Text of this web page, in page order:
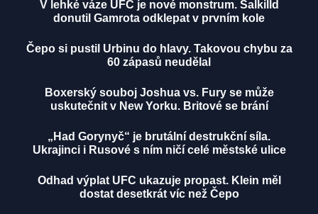
V lehké váze UFC je nové monstrum. Salkilld
donutil Gamrota odklepat v prvním kole
Čepo si pustil Urbinu do hlavy. Takovou chybu za
60 zápasů neudělal
Boxerský souboj Joshua vs. Fury se může
uskutečnit v New Yorku. Britové se brání
„Had Gorynyč“ je brutální destrukční síla.
Ukrajinci i Rusové s ním ničí celé městské ulice
Odhad výplat UFC ukazuje propast. Klein měl
dostat desetkrát víc než Čepo